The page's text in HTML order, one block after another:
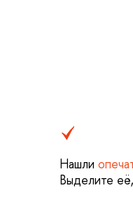
Нашли
Выделите